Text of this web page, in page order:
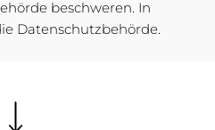
beschweren. In
Datenschutzbehörde.